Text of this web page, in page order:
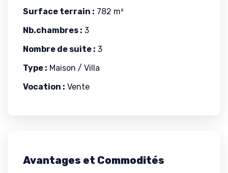
Surface terrain : 782 m²
Nb.chambres : 3
Nombre de suite : 3
Type : Maison / Villa
Vocation : Vente
Avantages et Commodités